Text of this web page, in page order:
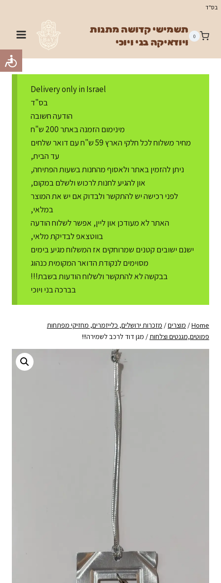
Skip
content
בס"ד
0
תשמישי קדושה מתנות
ויודאיקה בני ויוכי
Delivery only in Israel
בס"ד
הודעה חשובה
מינימום הזמנה באתר 200 ש"ח
מחיר משלוח לכל חלקי הארץ 59 ש"ח עם דואר שלחים
עד הבית,
ניתן להזמין באתר ולאסוף מהחנות בשעות הפתיחה,
און להגיע לחנות לרכוש ולשלם במקום,
לפני רכישה יש להתקשר ולבדוק אם יש את המוצר
במלאי,
האתר לא מעודכן און ליין, אפשר לשלוח הודעה
בווטצאפ לבדיקת מלאי,
ישנם ישובים קטנים שמרוחקים אז המשלוח מגיע בימים
מסוימים לנקודת הדואר המקומית כנהוג
בבקשה לא להתקשר ולשלוח הודעות בשבת!!!
בברכה בני ויוכי
Home
/ מוצרים/ מזכרות ירושלים, כלייזמרים, מחזיקי מפתחות
פמוטים,מגנטים וצלחות / מגן דוד לרכב לשמירה!!!